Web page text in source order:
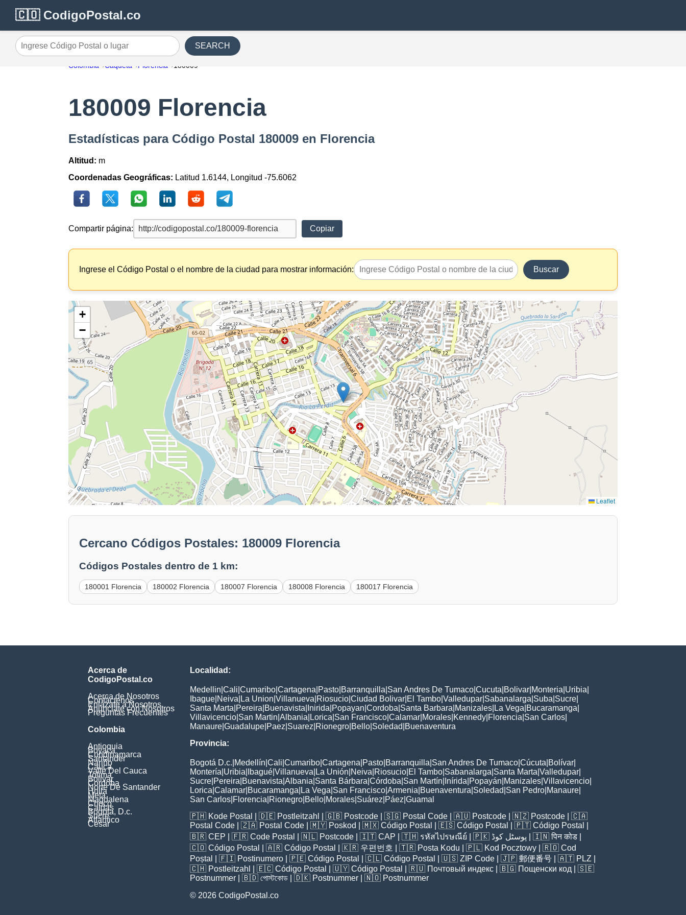
🇨🇴 CodigoPostal.co
Ingrese Código Postal o lugar SEARCH
Colombia Caqueta Florencia 180009
180009 Florencia
Estadísticas para Código Postal 180009 en Florencia
Altitud: m
Coordenadas Geográficas: Latitud 1.6144, Longitud -75.6062
Compartir página: Copiar
Ingrese el Código Postal o el nombre de la ciudad para mostrar información: Buscar
+
−
Leaflet
Cercano Códigos Postales: 180009 Florencia
Códigos Postales dentro de 1 km:
180001 Florencia 180002 Florencia 180007 Florencia 180008 Florencia 180017 Florencia
Acerca de
CodigoPostal.co
Acerca de Nosotros
Contáctenos
Enlázate a Nosotros
Anúnciate con Nosotros
Preguntas Frecuentes
Colombia
Antioquia
Boyaca
Cundinamarca
Santander
Nariño
Cauca
Valle Del Cauca
Tolima
Bolivar
Cordoba
Norte De Santander
Huila
Meta
Magdalena
Choco
Caldas
Bogota, D.c.
Sucre
Atlantico
Cesar
Localidad:
Medellin Cali Cumaribo Cartagena Pasto Barranquilla San Andres De Tumaco Cucuta Bolivar Monteria Uribia
Ibague Neiva La Union Villanueva Riosucio Ciudad Bolivar El Tambo Valledupar Sabanalarga Suba Sucre
Santa Marta Pereira Buenavista Inirida Popayan Cordoba Santa Barbara Manizales La Vega Bucaramanga
Villavicencio San Martin Albania Lorica San Francisco Calamar Morales Kennedy Florencia San Carlos
Manaure Guadalupe Paez Suarez Rionegro Bello Soledad Buenaventura
Provincia:
Bogotá D.c. Medellín Cali Cumaribo Cartagena Pasto Barranquilla San Andres De Tumaco Cúcuta Bolívar
Montería Uribia Ibagué Villanueva La Unión Neiva Riosucio El Tambo Sabanalarga Santa Marta Valledupar
Sucre Pereira Buenavista Albania Santa Bárbara Córdoba San Martín Inírida Popayán Manizales Villavicencio
Lorica Calamar Bucaramanga La Vega San Francisco Armenia Buenaventura Soledad San Pedro Manaure
San Carlos Florencia Rionegro Bello Morales Suárez Páez Guamal
🇵🇭 Kode Postal | 🇩🇪 Postleitzahl | 🇬🇧 Postcode | 🇸🇬 Postal Code | 🇦🇺 Postcode | 🇳🇿 Postcode | 🇨🇦
Postal Code | 🇿🇦 Postal Code | 🇲🇾 Poskod | 🇲🇽 Código Postal | 🇪🇸 Código Postal | 🇵🇹 Código Postal
🇧🇷 CEP | 🇫🇷 Code Postal | 🇳🇱 Postcode | 🇮🇹 CAP | 🇹🇭 รหัสไปรษณีย์ | 🇵🇰 پوسٹل کوڈ | 🇮🇳पिन कोड
🇨🇴 Código Postal | 🇦🇷 Código Postal | 🇰🇷 우편번호 | 🇹🇷 Posta Kodu | 🇵🇱 Kod Pocztowy | 🇷🇴 Cod
Poștal
| 🇫🇮 Postinumero | 🇵🇪 Código Postal | 🇨🇱 Código Postal | 🇺🇸 ZIP Code | 🇯🇵 郵便番号 | 🇦🇹 PLZ
🇨🇭 Postleitzahl | 🇪🇨 Código Postal | 🇺🇾 Código Postal | 🇷🇺 Почтовый индекс | 🇧🇬 Пощенски код | 🇸🇪
Postnummer | 🇧🇩 পোস্টকোড | 🇩🇰 Postnummer | 🇳🇴 Postnummer
© 2026 CodigoPostal.co